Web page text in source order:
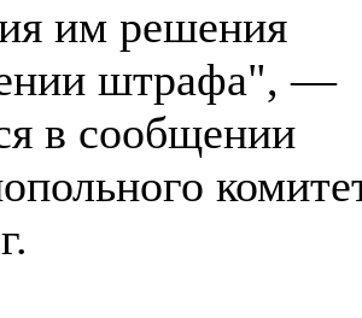
им решения
штрафа", —
в сообщении